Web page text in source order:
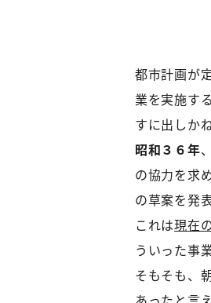
都市計画が
業を実施す
すに出しか
昭和３６年
の協力を求
の草案を発
これは現在
ういった事
そもそも、